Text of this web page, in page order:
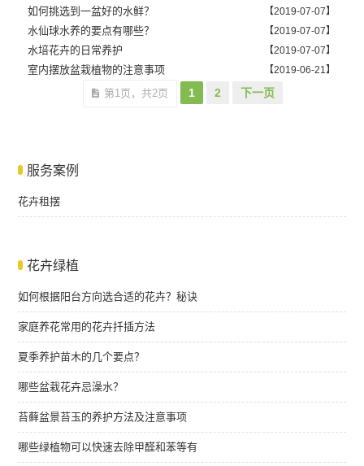
【2019-07-07】
如何挑选到一盆好的水鲜？
【2019-07-07】
水仙球水养的要点有哪些？
【2019-07-07】
水培花卉的日常养护
【2019-06-21】
室内摆放盆栽植物的注意事项
第1页，共2页
1 2 下一页
服务案例
花卉租摆
花卉绿植
如何根据阳台方向选合适的花卉？秘诀
家庭养花常用的花卉扦插方法
夏季养护苗木的几个要点？
哪些盆栽花卉忌澡水？
苔藓盆景苔玉的养护方法及注意事项
哪些绿植物可以快速去除甲醛和苯等有